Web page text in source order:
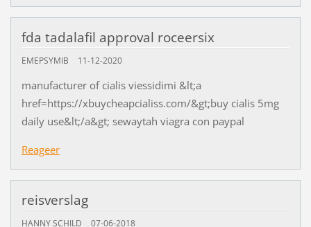
fda tadalafil approval roceersix
EMEPSYMIB 11-12-2020
manufacturer of cialis viessidimi &lt;a
href=https://xbuycheapcialiss.com/&gt;buy cialis 5mg
daily use&lt;/a&gt; sewaytah viagra con paypal
Reageer
reisverslag
HANNY SCHILD 07-06-2018